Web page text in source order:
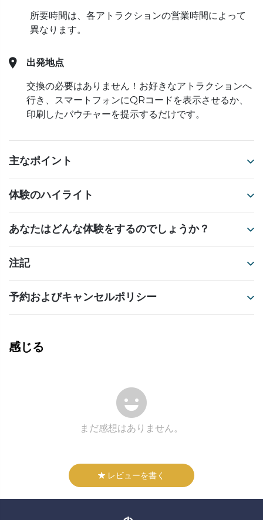
所要時間は、各アトラクションの営業時間によって
異なります。
出発地点
交換の必要はありません！お好きなアトラクションへ
行き、スマートフォンにQRコードを表示させるか、
印刷したバウチャーを提示するだけです。
主なポイント
体験のハイライト
あなたはどんな体験をするのでしょうか？
注記
予約およびキャンセルポリシー
感じる
まだ感想はありません。
レビューを書く